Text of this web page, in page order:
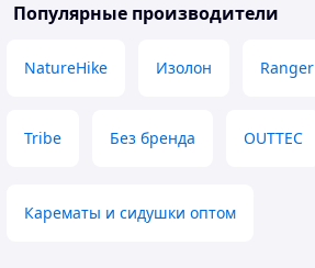
Популярные производители
NatureHike Изолон Ranger
Tribe Без бренда OUTTEC
Карематы и сидушки оптом